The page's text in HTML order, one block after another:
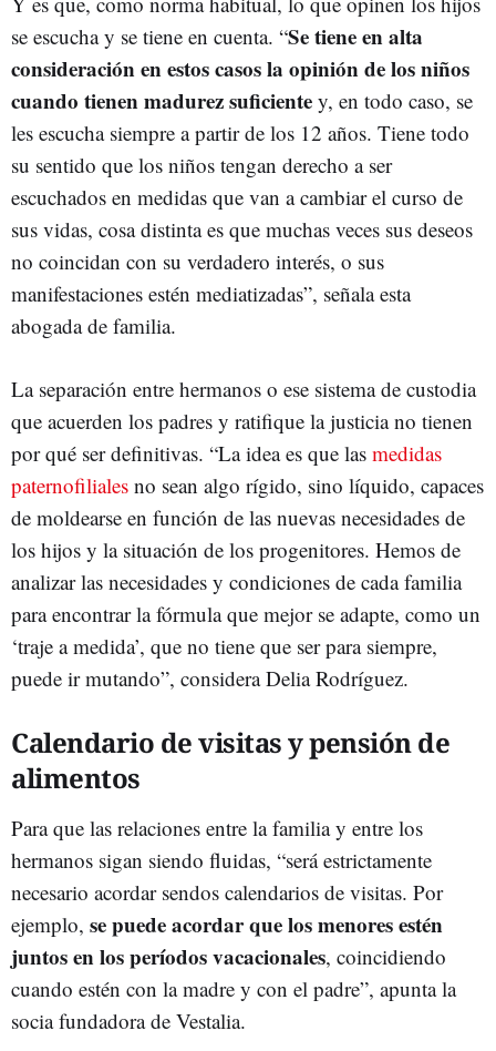
se escucha y se tiene en cuenta. “Se tiene en alta
consideración en estos casos la opinión de los niños
cuando tienen madurez suficiente y, en todo caso, se
les escucha siempre a partir de los 12 años. Tiene todo
su sentido que los niños tengan derecho a ser
escuchados en medidas que van a cambiar el curso de
sus vidas, cosa distinta es que muchas veces sus deseos
no coincidan con su verdadero interés, o sus
manifestaciones estén mediatizadas”, señala esta
abogada de familia.
La separación entre hermanos o ese sistema de custodia
que acuerden los padres y ratifique la justicia no tienen
por qué ser definitivas. “La idea es que las medidas
paternofiliales no sean algo rígido, sino líquido, capaces
de moldearse en función de las nuevas necesidades de
los hijos y la situación de los progenitores. Hemos de
analizar las necesidades y condiciones de cada familia
para encontrar la fórmula que mejor se adapte, como un
‘traje a medida’, que no tiene que ser para siempre,
puede ir mutando”, considera Delia Rodríguez.
Calendario de visitas y pensión de
alimentos
Para que las relaciones entre la familia y entre los
hermanos sigan siendo fluidas, “será estrictamente
necesario acordar sendos calendarios de visitas. Por
ejemplo, se puede acordar que los menores estén
juntos en los períodos vacacionales, coincidiendo
cuando estén con la madre y con el padre”, apunta la
socia fundadora de Vestalia.